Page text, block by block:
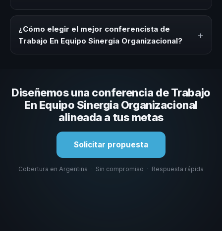
modalidad y la duración del evento. En CHM Argentina
ofrecemos asesoría inicial y propuesta consultiva
adaptada a tu presupuesto.
¿Cómo elegir el mejor conferencista de
Trabajo En Equipo Sinergia Organizacional?
+
organización. En CHM Argentina te ayudamos a hacer
esa selección.
Diseñemos una conferencia de Trabajo
En Equipo Sinergia Organizacional
alineada a tus metas
Solicitar propuesta
Cobertura en Argentina · Sin compromiso · Respuesta rápida